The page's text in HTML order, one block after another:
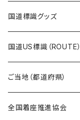
エコバッグ
モーテルキーホルダー
トートバッグ
エコバッグ
千葉ロッテマリーンズ
モーテルキーホルダー
ホテルキーホルダー
トートバッグ
ホテルキーホルダー
ステッカー
ステッカー
ホテルキーホルダー
国道標識グッズ
ステッカー
国道0～99号線
国道100～199号線
Tシャツ
キャップ
国道US標識（ROUTE
ステッカー
ROUTE 0～99号線
Tシャツ
ご当地（都道府県）
北海道
全国着座推進協会